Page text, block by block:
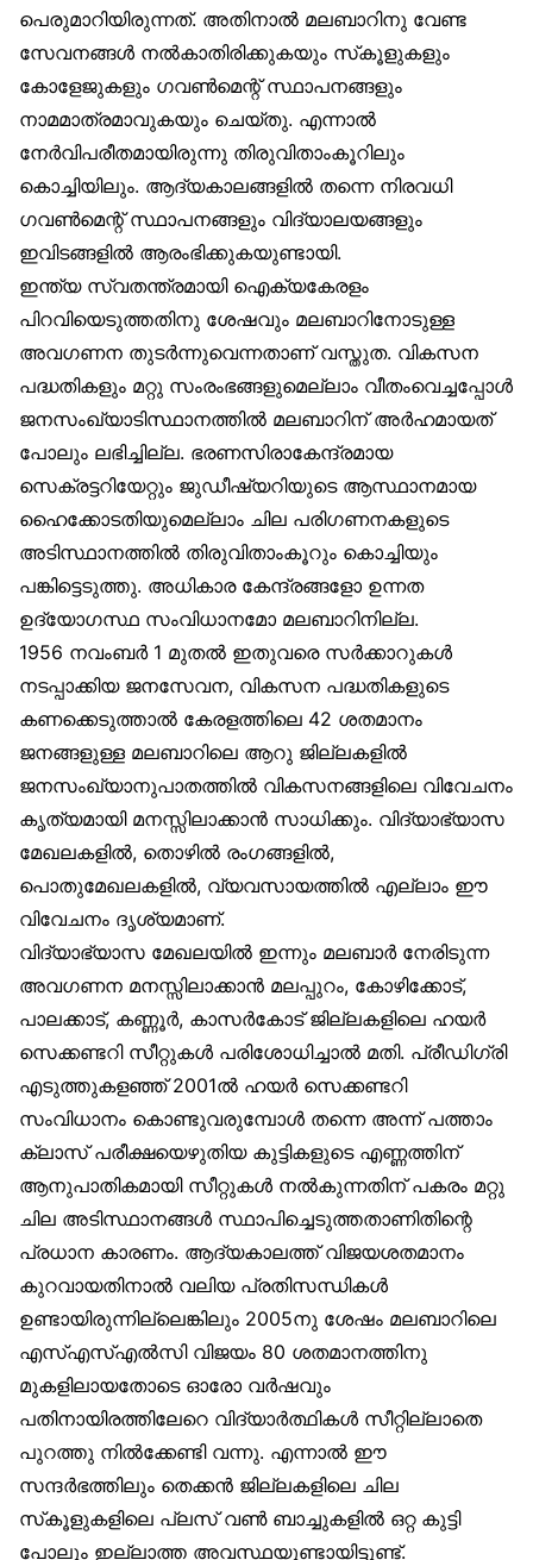
പെരുമാറിയിരുന്നത്. അതിനാൽ മലബാറിനു വേണ്ട
സേവനങ്ങൾ നൽകാതിരിക്കുകയും സ്‌കൂളുകളും
കോളേജുകളും ഗവൺമെന്റ് സ്ഥാപനങ്ങളും
നാമമാത്രമാവുകയും ചെയ്തു. എന്നാൽ
നേർവിപരീതമായിരുന്നു തിരുവിതാംകൂറിലും
കൊച്ചിയിലും. ആദ്യകാലങ്ങളിൽ തന്നെ നിരവധി
ഗവൺമെന്റ് സ്ഥാപനങ്ങളും വിദ്യാലയങ്ങളും
ഇവിടങ്ങളിൽ ആരംഭിക്കുകയുണ്ടായി.
ഇന്ത്യ സ്വതന്ത്രമായി ഐക്യകേരളം
പിറവിയെടുത്തതിനു ശേഷവും മലബാറിനോടുള്ള
അവഗണന തുടർന്നുവെന്നതാണ് വസ്തുത. വികസന
പദ്ധതികളും മറ്റു സംരംഭങ്ങളുമെല്ലാം വീതംവെച്ചപ്പോൾ
ജനസംഖ്യാടിസ്ഥാനത്തിൽ മലബാറിന് അർഹമായത്
പോലും ലഭിച്ചില്ല. ഭരണസിരാകേന്ദ്രമായ
സെക്രട്ടറിയേറ്റും ജുഡീഷ്യറിയുടെ ആസ്ഥാനമായ
ഹൈക്കോടതിയുമെല്ലാം ചില പരിഗണനകളുടെ
അടിസ്ഥാനത്തിൽ തിരുവിതാംകൂറും കൊച്ചിയും
പങ്കിട്ടെടുത്തു. അധികാര കേന്ദ്രങ്ങളോ ഉന്നത
ഉദ്യോഗസ്ഥ സംവിധാനമോ മലബാറിനില്ല.
1956 നവംബർ 1 മുതൽ ഇതുവരെ സർക്കാറുകൾ
നടപ്പാക്കിയ ജനസേവന, വികസന പദ്ധതികളുടെ
കണക്കെടുത്താൽ കേരളത്തിലെ 42 ശതമാനം
ജനങ്ങളുള്ള മലബാറിലെ ആറു ജില്ലകളിൽ
ജനസംഖ്യാനുപാതത്തിൽ വികസനങ്ങളിലെ വിവേചനം
കൃത്യമായി മനസ്സിലാക്കാൻ സാധിക്കും. വിദ്യാഭ്യാസ
മേഖലകളിൽ, തൊഴിൽ രംഗങ്ങളിൽ,
പൊതുമേഖലകളിൽ, വ്യവസായത്തിൽ എല്ലാം ഈ
വിവേചനം ദൃശ്യമാണ്.
വിദ്യാഭ്യാസ മേഖലയിൽ ഇന്നും മലബാർ നേരിടുന്ന
അവഗണന മനസ്സിലാക്കാൻ മലപ്പുറം, കോഴിക്കോട്,
പാലക്കാട്, കണ്ണൂർ, കാസർകോട് ജില്ലകളിലെ ഹയർ
സെക്കണ്ടറി സീറ്റുകൾ പരിശോധിച്ചാൽ മതി. പ്രീഡിഗ്രി
എടുത്തുകളഞ്ഞ് 2001ൽ ഹയർ സെക്കണ്ടറി
സംവിധാനം കൊണ്ടുവരുമ്പോൾ തന്നെ അന്ന് പത്താം
ക്ലാസ് പരീക്ഷയെഴുതിയ കുട്ടികളുടെ എണ്ണത്തിന്
ആനുപാതികമായി സീറ്റുകൾ നൽകുന്നതിന് പകരം മറ്റു
ചില അടിസ്ഥാനങ്ങൾ സ്ഥാപിച്ചെടുത്തതാണിതിന്റെ
പ്രധാന കാരണം. ആദ്യകാലത്ത് വിജയശതമാനം
കുറവായതിനാൽ വലിയ പ്രതിസന്ധികൾ
ഉണ്ടായിരുന്നില്ലെങ്കിലും 2005നു ശേഷം മലബാറിലെ
എസ്എസ്എൽസി വിജയം 80 ശതമാനത്തിനു
മുകളിലായതോടെ ഓരോ വർഷവും
പതിനായിരത്തിലേറെ വിദ്യാർത്ഥികൾ സീറ്റില്ലാതെ
പുറത്തു നിൽക്കേണ്ടി വന്നു. എന്നാൽ ഈ
സന്ദർഭത്തിലും തെക്കൻ ജില്ലകളിലെ ചില
സ്‌കൂളുകളിലെ പ്ലസ് വൺ ബാച്ചുകളിൽ ഒറ്റ കുട്ടി
പോലും ഇല്ലാത്ത അവസ്ഥയുണ്ടായിട്ടുണ്ട്.